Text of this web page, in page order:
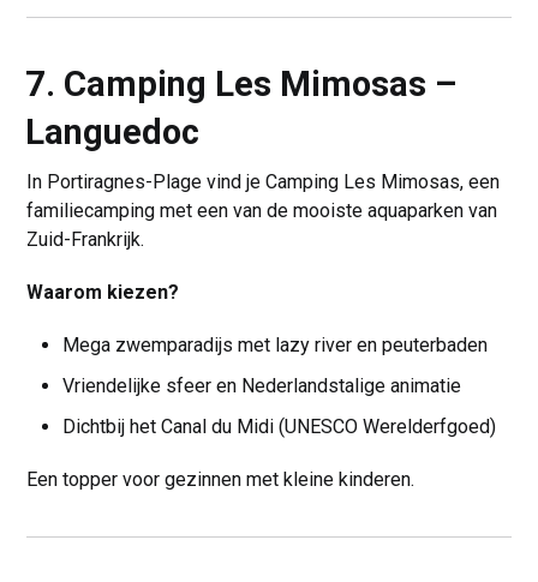
7. Camping Les Mimosas –
Languedoc
In Portiragnes-Plage vind je Camping Les Mimosas, een
familiecamping met een van de mooiste aquaparken van
Zuid-Frankrijk.
Waarom kiezen?
Mega zwemparadijs met lazy river en peuterbaden
Vriendelijke sfeer en Nederlandstalige animatie
Dichtbij het Canal du Midi (UNESCO Werelderfgoed)
Een topper voor gezinnen met kleine kinderen.